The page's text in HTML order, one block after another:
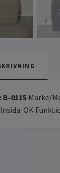
0115 Märke/
OK